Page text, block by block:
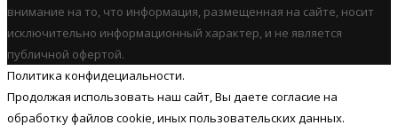
внимание на то, что информация, размещенная на сайте, носит
исключительно информационный характер, и не является
публичной офертой.
Политика конфидециальности.
Продолжая использовать наш cайт, Вы даете согласие на
обработку файлов cookie, иных пользовательских данных.